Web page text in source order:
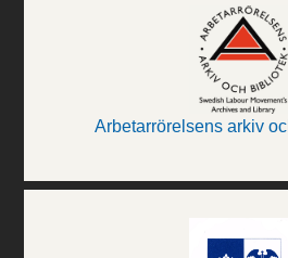
Arbetarrörelsens arkiv